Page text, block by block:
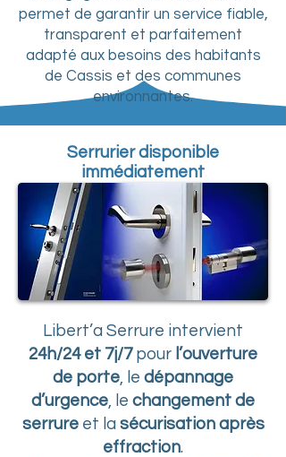
permet de garantir un service fiable,
transparent et parfaitement
adapté aux besoins des habitants
de Cassis et des communes
environnantes.
Serrurier disponible
immédiatement
Libert’a Serrure intervient
24h/24 et 7j/7pour l’ouverture
de porte, le dépannage
d’urgence, le changement de
serrureet la sécurisation après
effraction.